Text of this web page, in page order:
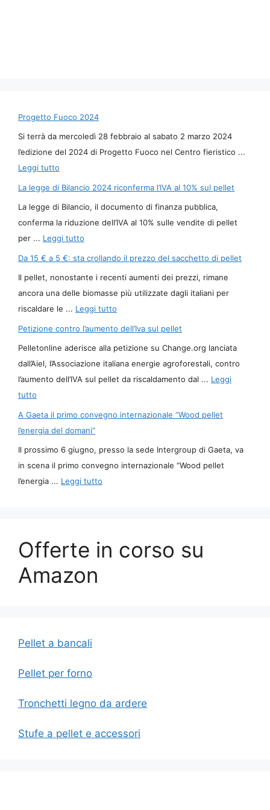
Progetto Fuoco 2024
Si terrà da mercoledì 28 febbraio al sabato 2 marzo 2024
l’edizione del 2024 di Progetto Fuoco nel Centro fieristico ...
Leggi tutto
La legge di Bilancio 2024 riconferma l’IVA al 10% sul pellet
La legge di Bilancio, il documento di finanza pubblica,
conferma la riduzione dell’IVA al 10% sulle vendite di pellet
per ... Leggi tutto
Da 15 € a 5 €: sta crollando il prezzo del sacchetto di pellet
Il pellet, nonostante i recenti aumenti dei prezzi, rimane
ancora una delle biomasse più utilizzate dagli italiani per
riscaldare le ... Leggi tutto
Petizione contro l’aumento dell’Iva sul pellet
Pelletonline aderisce alla petizione su Change.org lanciata
dall’Aiel, l’Associazione italiana energie agroforestali, contro
l’aumento dell’IVA sul pellet da riscaldamento dal ... Leggi
tutto
A Gaeta il primo convegno internazionale “Wood pellet
l’energia del domani”
Il prossimo 6 giugno, presso la sede Intergroup di Gaeta, va
in scena il primo convegno internazionale “Wood pellet
l’energia ... Leggi tutto
Offerte in corso su
Amazon
Pellet a bancali
Pellet per forno
Tronchetti legno da ardere
Stufe a pellet e accessori